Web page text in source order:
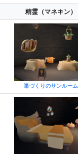
精霊（マネキン）
巣づくりのサンルーム